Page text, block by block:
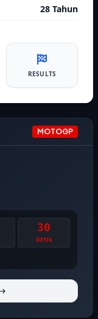
28 Tahun
RESULTS
MOTOGP
29
DETIK